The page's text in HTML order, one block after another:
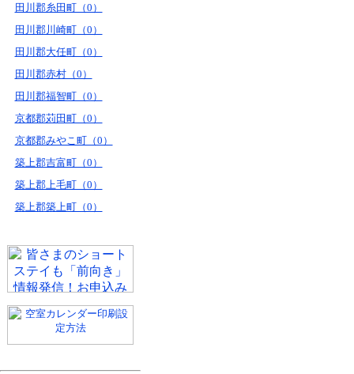
田川郡糸田町（0）
田川郡川崎町（0）
田川郡大任町（0）
田川郡赤村（0）
田川郡福智町（0）
京都郡苅田町（0）
京都郡みやこ町（0）
築上郡吉富町（0）
築上郡上毛町（0）
築上郡築上町（0）